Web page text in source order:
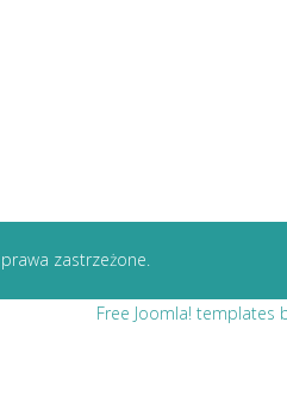
zastrzeżone.
Free Joomla! templates